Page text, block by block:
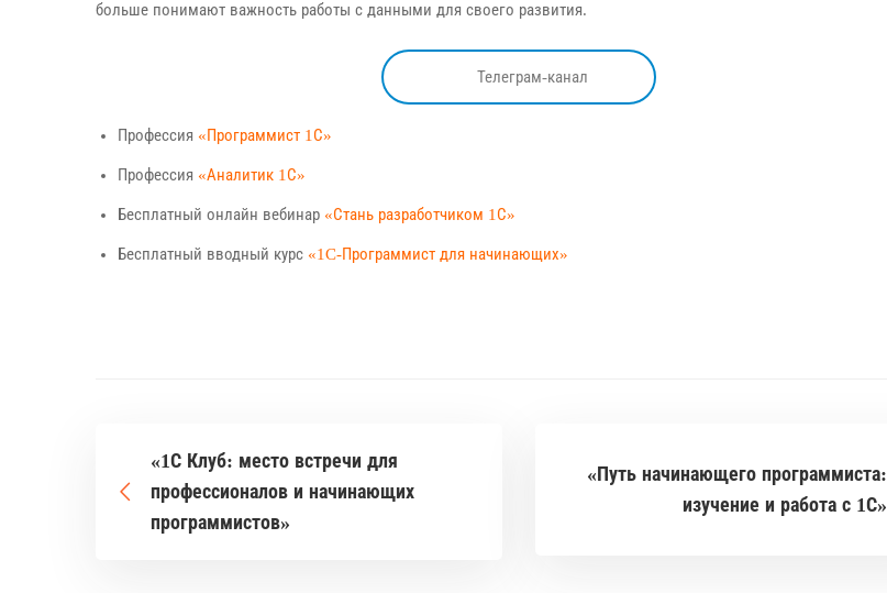
больше понимают важность работы с данными для своего развития.
Телеграм-канал
Профессия «Программист 1С»
Профессия «Аналитик 1С»
Бесплатный онлайн вебинар «Стань разработчиком 1С»
Бесплатный вводный курс «1C-Программист для начинающих»
«1С Клуб: место встречи для
профессионалов и начинающих
программистов»
«Путь начинающего программиста:
изучение и работа с 1С»